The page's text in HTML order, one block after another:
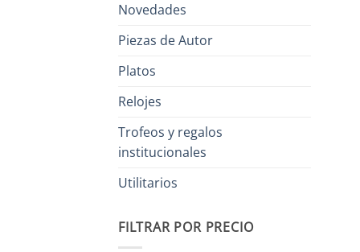
Novedades
Piezas de Autor
Platos
Relojes
Trofeos y regalos
institucionales
Utilitarios
FILTRAR POR PRECIO